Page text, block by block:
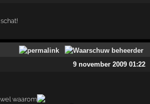
9 november 2009 01:22
waarom